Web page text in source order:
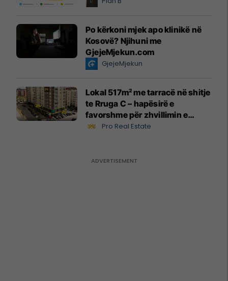
Po kërkoni mjek apo klinikë në
Kosovë? Njihuni me
GjejeMjekun.com
GjejeMjekun
Lokal 517m² me tarracë në shitje
te Rruga C – hapësirë e
favorshme për zhvillimin e
biznesit #15796
Pro Real Estate